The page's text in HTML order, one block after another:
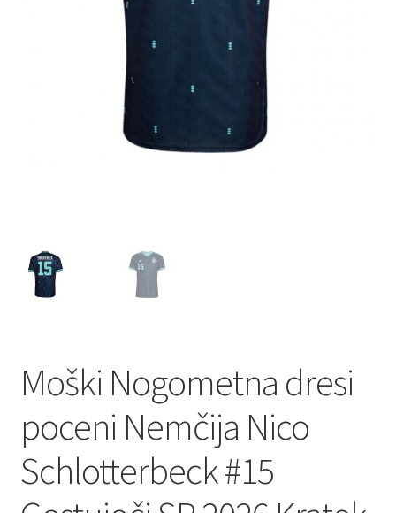
Moški Nogometna dresi
poceni Nemčija Nico
Schlotterbeck #15